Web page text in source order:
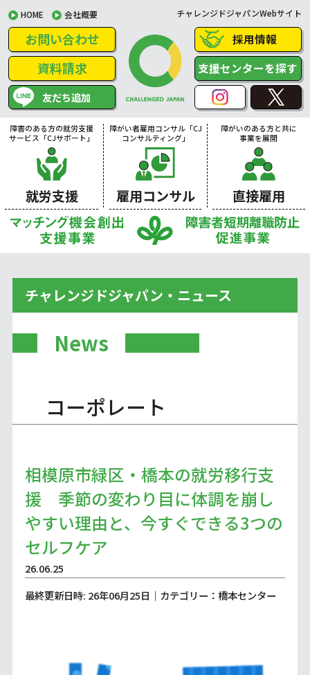
HOME 会社概要 チャレンジドジャパンWebサイト
お問い合わせ
資料請求
友だち追加
採用情報
支援センターを探す
障害のある方の就労支援
サービス「CJサポート」
就労支援
障がい者雇用コンサル「CJ
コンサルティング」
雇用コンサル
障がいのある方と共に
事業を展開
直接雇用
チャレンジドジャパン・ニュース
News
コーポレート
相模原市緑区・橋本の就労移行支
援 季節の変わり目に体調を崩し
やすい理由と、今すぐできる3つの
セルフケア
26.06.25
最終更新日時: 26年06月25日｜カテゴリー：橋本センター